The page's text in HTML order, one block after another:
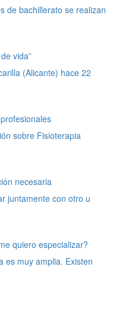
de bachillerato se realizan
vida”
(Alicante) hace 22
sobre Fisioterapia
necesaria
juntamente con otro u
quiero especializar?
es muy amplia. Existen